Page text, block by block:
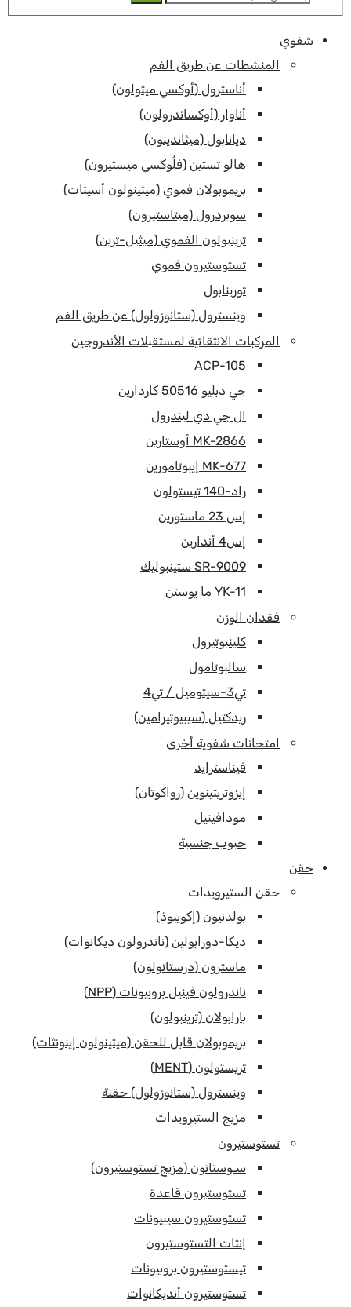
شفوي
المنشطات عن طريق الفم
أناسترول (أوكسي ميثولون)
أناوار (أوكساندرولون)
ديانابول (ميثاندينون)
هالو تستين (فلُوكسي ميستيرون)
بريموبولان فموي (ميثينولون أسيتات)
سوبردرول (ميتاستيرون)
ترينبولون الفموي (ميثيل-ترين)
تستوستيرون فموي
تورينابول
وينسترول (ستانوزولول) عن طريق الفم
المركبات الانتقائية لمستقبلات الأندروجين
ACP-105
جي دبليو 50516 كاردارين
ال جي دي ليندرول
MK-2866 أوستارين
MK-677 إيبوتامورين
راد-140 تيستولون
إس 23 ماستورين
إس4 أندارين
SR-9009 ستينبوليك
YK-11 ما يوستن
فقدان الوزن
كلينبوتيرول
سالبوتامول
تي3-سيتوميل / تي4
ريدكتيل (سيبيوتيرامين)
امتحانات شفوية أخرى
فيناسترايد
إيزوتريتينوين (رواكوتان)
مودافينيل
حبوب جنسية
حقن
حقن الستيرويدات
بولدنيون (إكويبوذ)
ديكا-دورابولين (ناندرولون ديكانوات)
ماسترون (درستانولون)
ناندرولون فينيل بروبيونات (NPP)
بارابولان (ترينبولون)
بريموبولان قابل للحقن (ميثينولون إينونثات)
تريستولون (MENT)
وينسترول (ستانوزولول) حقنة
مزيج الستيرويدات
تستوستيرون
سـوستانون (مزيج تستوستيرون)
تستوستيرون قاعدة
تستوستيرون سيبيونات
إنثات التستوستيرون
تيستوستيرون بروبيونات
تستوستيرون أنديكانوات